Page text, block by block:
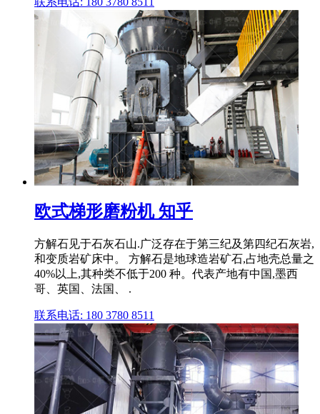
欧式梯形磨粉机 知乎
方解石见于石灰石山.广泛存在于第三纪及第四纪石灰岩,
和变质岩矿床中。 方解石是地球造岩矿石,占地壳总量之
40%以上,其种类不低于200 种。代表产地有中国,墨西
哥、英国、法国、 .
联系电话: 180 3780 8511